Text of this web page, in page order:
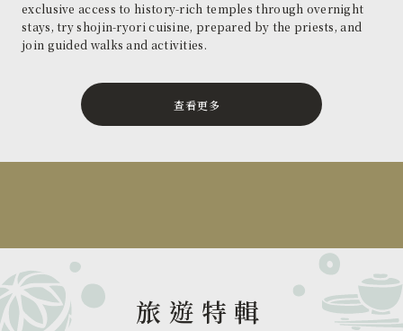
exclusive access to history-rich temples through overnight
stays, try shojin-ryori cuisine, prepared by the priests, and
join guided walks and activities.
查看更多
旅遊特輯